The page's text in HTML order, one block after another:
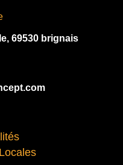
69530 brignais